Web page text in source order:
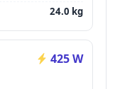
24.0 kg
425 W